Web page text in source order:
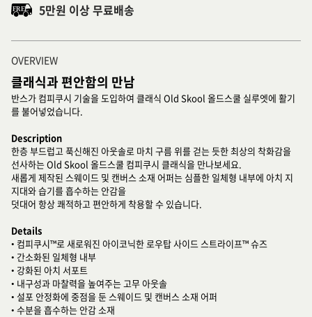
5만원 이상 무료배송
OVERVIEW
클래식과 편안함의 만남
반스가 컴피쿠시 기술을 도입하여 클래식 Old Skool 올드스쿨 실루엣에 활기
를 불어넣었습니다.
Description
한층 부드럽고 푹신해진 아웃솔로 마치 구름 위를 걷는 듯한 최상의 착화감을
선사하는 Old Skool 올드스쿨 컴피쿠시 클래식을 만나보세요.
새롭게 제작된 스웨이드 및 캔버스 소재 어퍼는 심플한 일체형 내부에 아치 지
지대와 습기를 흡수하는 안감을
덧대어 항상 쾌적하고 편안하게 착용할 수 있습니다.
Details
• 컴피쿠시™로 새로워진 아이코닉한 로우탑 사이드 스트라이프™ 슈즈
• 간소화된 일체형 내부
• 강화된 아치 서포트
• 내구성과 마찰력을 높여주는 고무 아웃솔
• 설포 안정화에 중점을 둔 스웨이드 및 캔버스 소재 어퍼
• 수분을 흡수하는 안감 소재